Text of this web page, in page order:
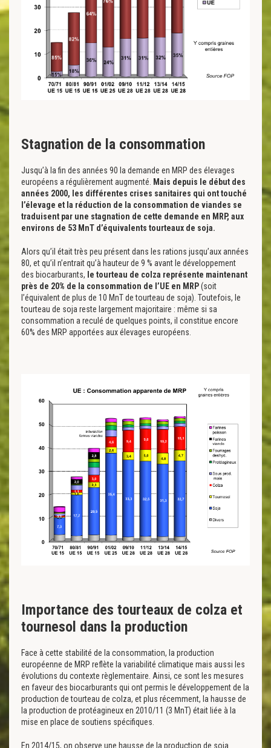
Stagnation de la consommation
Jusqu’à la fin des années 90 la demande en MRP des élevages
européens a régulièrement augmenté.
Mais depuis le début des
années 2000, les différentes crises sanitaires qui ont touché
l’élevage et la réduction de la consommation de viandes se
traduisent par une stagnation de cette demande en MRP, aux
environs de 53 MnT d’équivalents tourteaux de soja.
Alors qu’il était très peu présent dans les rations jusqu’aux années
80, et qu’il n’entrait qu’à hauteur de 9 % avant le développement
des biocarburants, le tourteau de colza représente maintenant
près de 20% de la consommation de l’UE en MRP(soit
l’équivalent de plus de 10 MnT de tourteau de soja). Toutefois, le
tourteau de soja reste largement majoritaire : même si sa
consommation a reculé de quelques points, il constitue encore
60% des MRP apportées aux élevages européens.
Importance des tourteaux de colza et
tournesol dans la production
Face à cette stabilité de la consommation, la production
européenne de MRP reflète la variabilité climatique mais aussi les
évolutions du contexte règlementaire. Ainsi, ce sont les mesures
en faveur des biocarburants qui ont permis le développement de la
production de tourteau de colza, et plus récemment, la hausse de
la production de protéagineux en 2010/11 (3 MnT) était liée à la
mise en place de soutiens spécifiques.
En 2014/15, on observe une hausse de la production de soja